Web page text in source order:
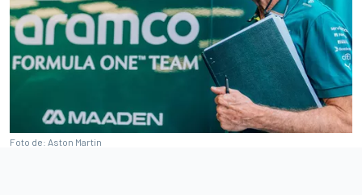
Foto de: Aston Martin